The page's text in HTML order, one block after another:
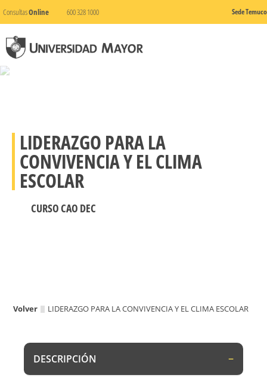
ConsultasOnline 600 328 1000 Sede Temuco
LIDERAZGO PARA LA
CONVIVENCIA Y EL CLIMA
ESCOLAR
CURSO CAO DEC
Volver LIDERAZGO PARA LA CONVIVENCIA Y EL CLIMA ESCOLAR
DESCRIPCIÓN